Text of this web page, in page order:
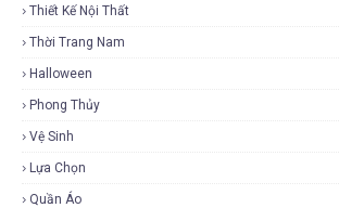
Thiết Kế Nội Thất
Thời Trang Nam
Halloween
Phong Thủy
Vệ Sinh
Lựa Chọn
Quần Áo